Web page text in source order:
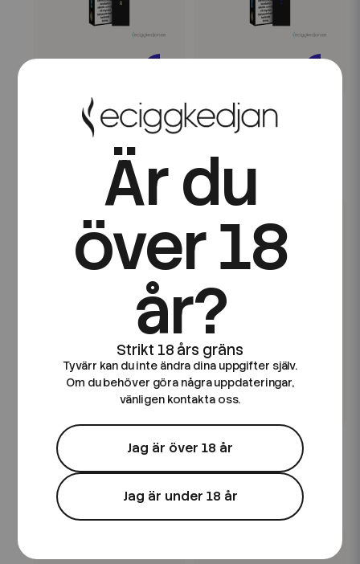
Pod Click | Frunk | Lemon
Pod Click | Frunk | Mad
49 kr
Frunk
Pod Click | Frunk |
Blackcurrant Apple
49 kr
Pod Click | Frunk | Peach
On Ice
49 kr
Är du
över 18
år?
Tyvärr kan du inte ändra dina uppgifter själv.
Om du behöver göra några uppdateringar,
vänligen kontakta oss.
Jag är över 18 år
Jag är under 18 år